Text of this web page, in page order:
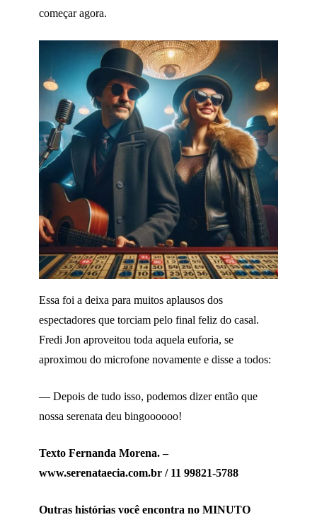
começar agora.
Essa foi a deixa para muitos aplausos dos
espectadores que torciam pelo final feliz do casal.
Fredi Jon aproveitou toda aquela euforia, se
aproximou do microfone novamente e disse a todos:
— Depois de tudo isso, podemos dizer então que
nossa serenata deu bingoooooo!
Texto Fernanda Morena. –
www.serenataecia.com.br / 11 99821-5788
Outras histórias você encontra no MINUTO